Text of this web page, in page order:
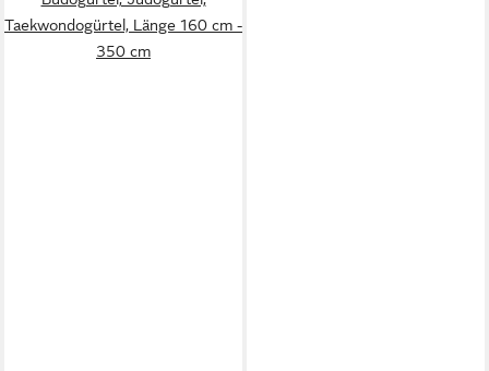
Taekwondogürtel, Länge 160 cm -
350 cm